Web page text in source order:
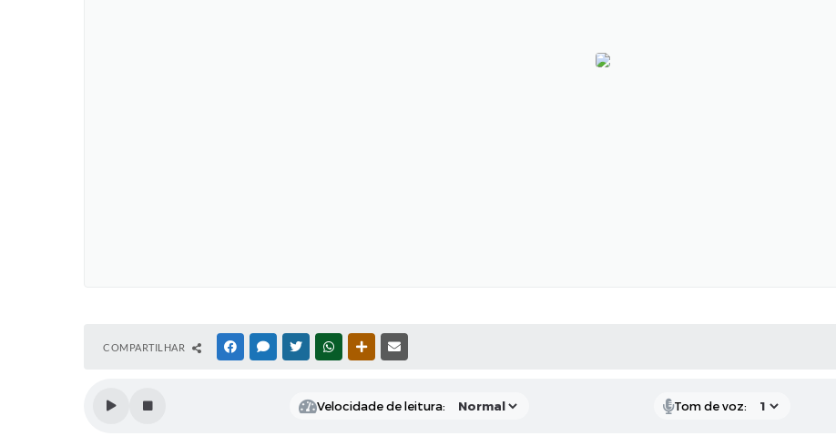
COMPARTILHAR FACEBOOKMESSENGER
TWITTERWHATSAPPOUTRAS MÍDIAS
Velocidade de leitura: Tom de voz: